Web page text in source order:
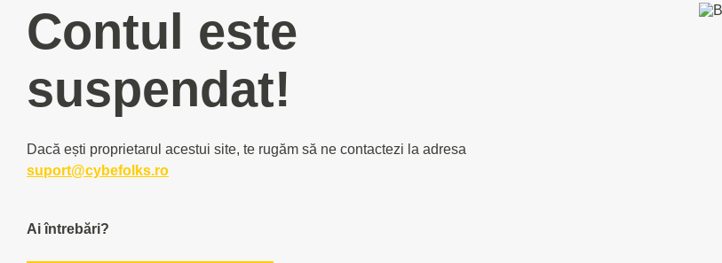
Contul este
suspendat!
Dacă ești proprietarul acestui site, te rugăm să ne contactezi la adresa
suport@cybefolks.ro
Ai întrebări?